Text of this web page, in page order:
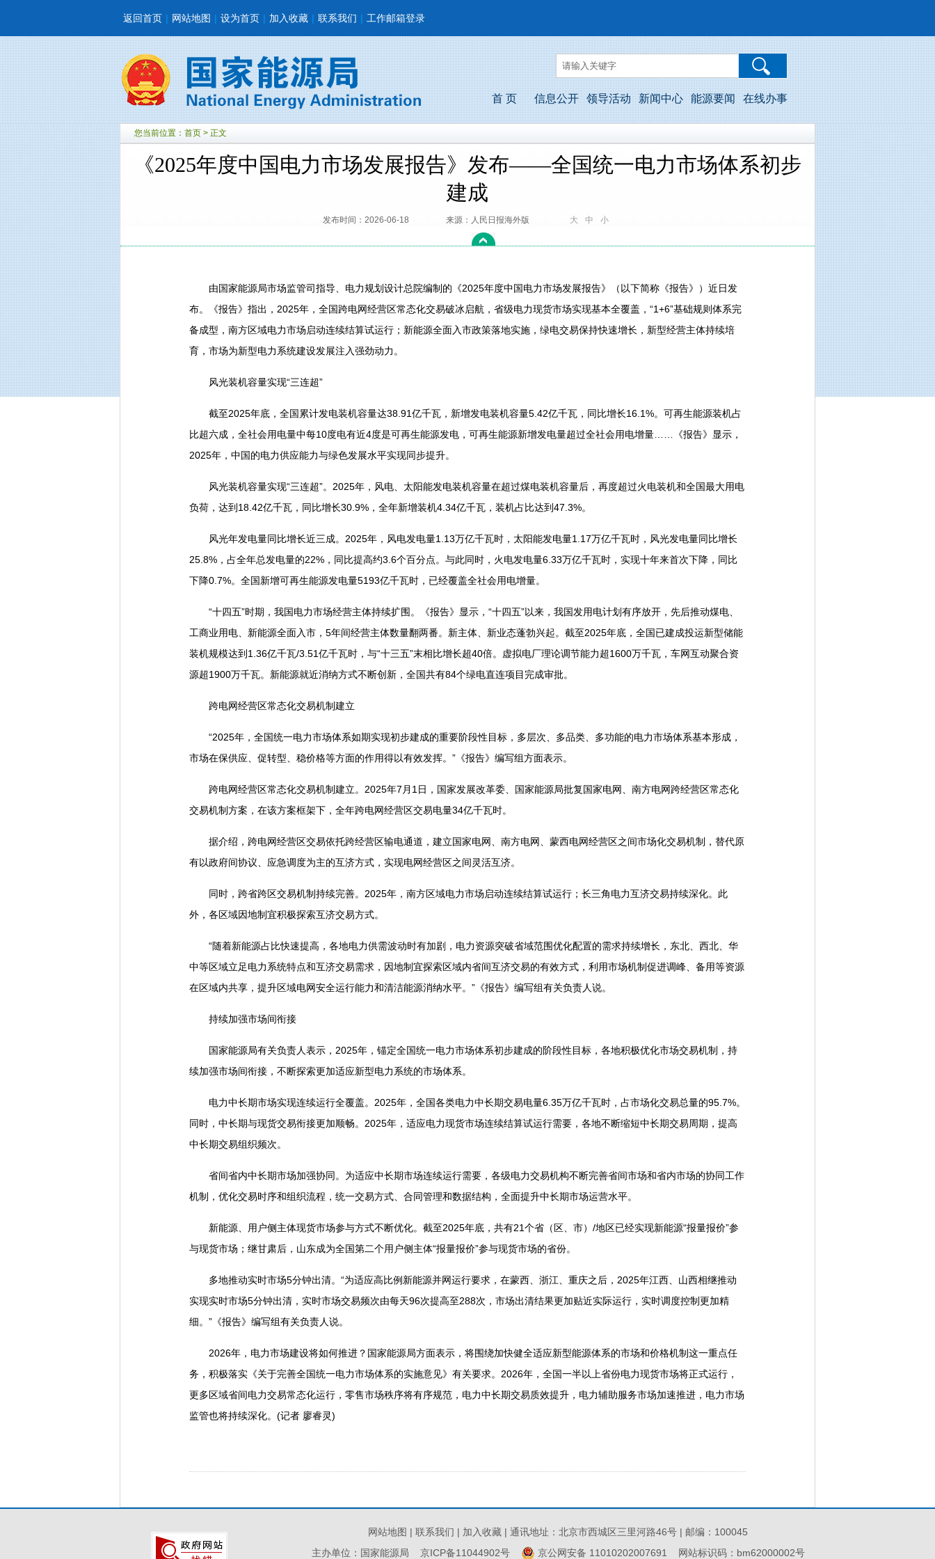
返回首页 | 网站地图 | 设为首页 | 加入收藏 | 联系我们 | 工作邮箱登录
首 页 信息公开 领导活动 新闻中心 能源要闻 在线办事
您当前位置： 首页 > 正文
《2025年度中国电力市场发展报告》发布——全国统一电力市场体系初步
建成
发布时间：2026-06-18 来源：人民日报海外版 大 中 小
由国家能源局市场监管司指导、电力规划设计总院编制的《2025年度中国电力市场发展报告》（以下简称《报告》）近日发
布。《报告》指出，2025年，全国跨电网经营区常态化交易破冰启航，省级电力现货市场实现基本全覆盖，“1+6”基础规则体系完
备成型，南方区域电力市场启动连续结算试运行；新能源全面入市政策落地实施，绿电交易保持快速增长，新型经营主体持续培
育，市场为新型电力系统建设发展注入强劲动力。
风光装机容量实现“三连超”
截至2025年底，全国累计发电装机容量达38.91亿千瓦，新增发电装机容量5.42亿千瓦，同比增长16.1%。可再生能源装机占
比超六成，全社会用电量中每10度电有近4度是可再生能源发电，可再生能源新增发电量超过全社会用电增量……《报告》显示，
2025年，中国的电力供应能力与绿色发展水平实现同步提升。
风光装机容量实现“三连超”。2025年，风电、太阳能发电装机容量在超过煤电装机容量后，再度超过火电装机和全国最大用电
负荷，达到18.42亿千瓦，同比增长30.9%，全年新增装机4.34亿千瓦，装机占比达到47.3%。
风光年发电量同比增长近三成。2025年，风电发电量1.13万亿千瓦时，太阳能发电量1.17万亿千瓦时，风光发电量同比增长
25.8%，占全年总发电量的22%，同比提高约3.6个百分点。与此同时，火电发电量6.33万亿千瓦时，实现十年来首次下降，同比
下降0.7%。全国新增可再生能源发电量5193亿千瓦时，已经覆盖全社会用电增量。
“十四五”时期，我国电力市场经营主体持续扩围。《报告》显示，“十四五”以来，我国发用电计划有序放开，先后推动煤电、
工商业用电、新能源全面入市，5年间经营主体数量翻两番。新主体、新业态蓬勃兴起。截至2025年底，全国已建成投运新型储能
装机规模达到1.36亿千瓦/3.51亿千瓦时，与“十三五”末相比增长超40倍。虚拟电厂理论调节能力超1600万千瓦，车网互动聚合资
源超1900万千瓦。新能源就近消纳方式不断创新，全国共有84个绿电直连项目完成审批。
跨电网经营区常态化交易机制建立
“2025年，全国统一电力市场体系如期实现初步建成的重要阶段性目标，多层次、多品类、多功能的电力市场体系基本形成，
市场在保供应、促转型、稳价格等方面的作用得以有效发挥。”《报告》编写组方面表示。
跨电网经营区常态化交易机制建立。2025年7月1日，国家发展改革委、国家能源局批复国家电网、南方电网跨经营区常态化
交易机制方案，在该方案框架下，全年跨电网经营区交易电量34亿千瓦时。
据介绍，跨电网经营区交易依托跨经营区输电通道，建立国家电网、南方电网、蒙西电网经营区之间市场化交易机制，替代原
有以政府间协议、应急调度为主的互济方式，实现电网经营区之间灵活互济。
同时，跨省跨区交易机制持续完善。2025年，南方区域电力市场启动连续结算试运行；长三角电力互济交易持续深化。此
外，各区域因地制宜积极探索互济交易方式。
“随着新能源占比快速提高，各地电力供需波动时有加剧，电力资源突破省域范围优化配置的需求持续增长，东北、西北、华
中等区域立足电力系统特点和互济交易需求，因地制宜探索区域内省间互济交易的有效方式，利用市场机制促进调峰、备用等资源
在区域内共享，提升区域电网安全运行能力和清洁能源消纳水平。”《报告》编写组有关负责人说。
持续加强市场间衔接
国家能源局有关负责人表示，2025年，锚定全国统一电力市场体系初步建成的阶段性目标，各地积极优化市场交易机制，持
续加强市场间衔接，不断探索更加适应新型电力系统的市场体系。
电力中长期市场实现连续运行全覆盖。2025年，全国各类电力中长期交易电量6.35万亿千瓦时，占市场化交易总量的95.7%。
同时，中长期与现货交易衔接更加顺畅。2025年，适应电力现货市场连续结算试运行需要，各地不断缩短中长期交易周期，提高
中长期交易组织频次。
省间省内中长期市场加强协同。为适应中长期市场连续运行需要，各级电力交易机构不断完善省间市场和省内市场的协同工作
机制，优化交易时序和组织流程，统一交易方式、合同管理和数据结构，全面提升中长期市场运营水平。
新能源、用户侧主体现货市场参与方式不断优化。截至2025年底，共有21个省（区、市）/地区已经实现新能源“报量报价”参
与现货市场；继甘肃后，山东成为全国第二个用户侧主体“报量报价”参与现货市场的省份。
多地推动实时市场5分钟出清。“为适应高比例新能源并网运行要求，在蒙西、浙江、重庆之后，2025年江西、山西相继推动
实现实时市场5分钟出清，实时市场交易频次由每天96次提高至288次，市场出清结果更加贴近实际运行，实时调度控制更加精
细。”《报告》编写组有关负责人说。
2026年，电力市场建设将如何推进？国家能源局方面表示，将围绕加快健全适应新型能源体系的市场和价格机制这一重点任
务，积极落实《关于完善全国统一电力市场体系的实施意见》有关要求。2026年，全国一半以上省份电力现货市场将正式运行，
更多区域省间电力交易常态化运行，零售市场秩序将有序规范，电力中长期交易质效提升，电力辅助服务市场加速推进，电力市场
监管也将持续深化。(记者 廖睿灵)